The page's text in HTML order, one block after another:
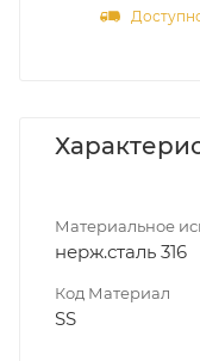
Материальное
нерж.сталь 316
Код Материал
SS